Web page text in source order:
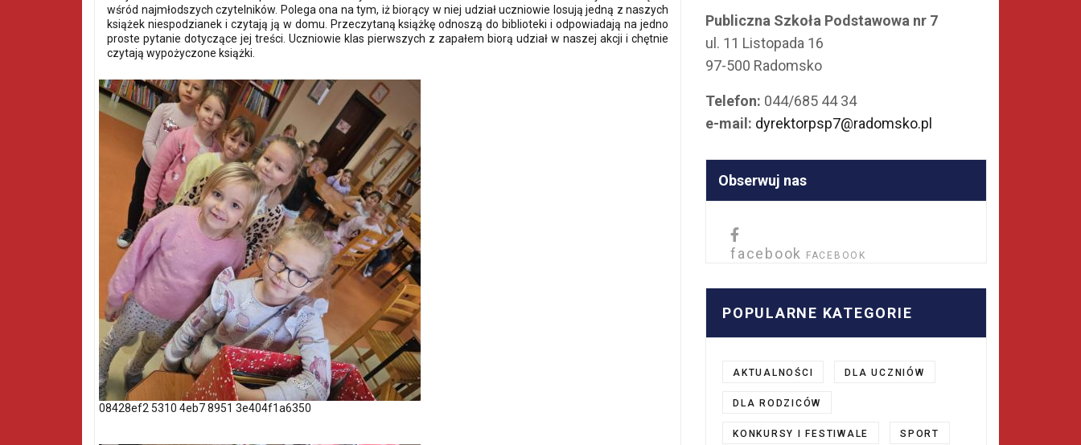
wśród najmłodszych czytelników. Polega ona na tym, iż biorący w niej udział uczniowie losują jedną z naszych
książek niespodzianek i czytają ją w domu. Przeczytaną książkę odnoszą do biblioteki i odpowiadają na jedno
proste pytanie dotyczące jej treści. Uczniowie klas pierwszych z zapałem biorą udział w naszej akcji i chętnie
czytają wypożyczone książki.
08428ef2 5310 4eb7 8951 3e404f1a6350
Publiczna Szkoła Podstawowa nr 7
ul. 11 Listopada 16
97-500 Radomsko
Telefon: 044/685 44 34
e-mail: dyrektorpsp7@radomsko.pl
Obserwuj nas
facebook FACEBOOK
POPULARNE KATEGORIE
AKTUALNOŚCI DLA UCZNIÓW
DLA RODZICÓW
KONKURSY I FESTIWALE SPORT